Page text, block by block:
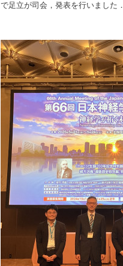
で足立が司会，発表を行いました．